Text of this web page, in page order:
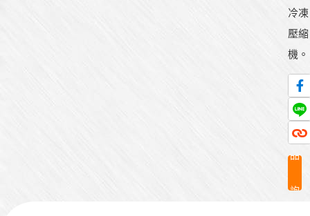
冷凍
壓縮
機。
產
品
詢